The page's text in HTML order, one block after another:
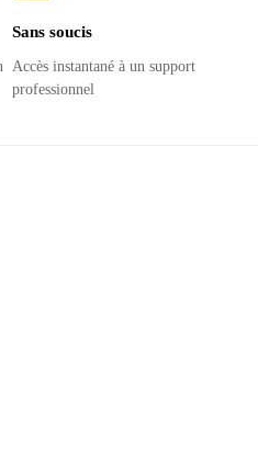
Sans soucis
Accès instantané à un support
professionnel